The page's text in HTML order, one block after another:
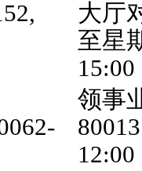
大厅
至星
15:00
领事